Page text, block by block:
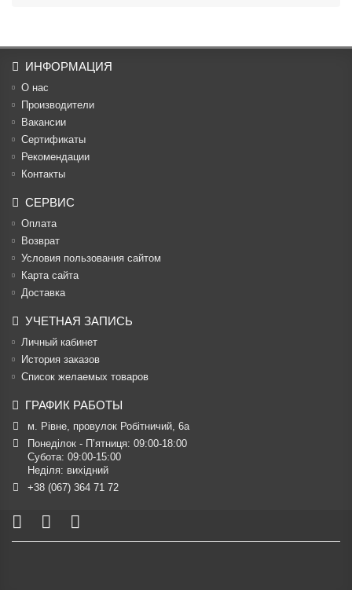
ИНФОРМАЦИЯ
О нас
Производители
Вакансии
Cертификаты
Рекомендации
Контакты
СЕРВИС
Оплата
Возврат
Условия пользования сайтом
Карта сайта
Доставка
УЧЕТНАЯ ЗАПИСЬ
Личный кабинет
История заказов
Список желаемых товаров
ГРАФИК РАБОТЫ
м. Рівне, провулок Робітничий, 6а
Понеділок - П’ятниця: 09:00-18:00
Субота: 09:00-15:00
Неділя: вихідний
+38 (067) 364 71 72